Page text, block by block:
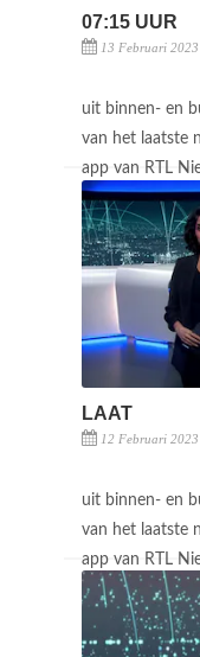
07:15 UUR
13 Februari 2023
uit binnen- en
van het laatste
app van RTL
LAAT
12 Februari 2023
uit binnen- en
van het laatste
app van RTL